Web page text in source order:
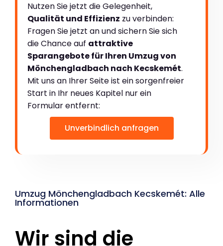
Nutzen Sie jetzt die Gelegenheit,
Qualität und Effizienz zu verbinden:
Fragen Sie jetzt an und sichern Sie sich
die Chance auf attraktive
Sparangebote für Ihren Umzug von
Mönchengladbach nach Kecskemét.
Mit uns an Ihrer Seite ist ein sorgenfreier
Start in Ihr neues Kapitel nur ein
Formular entfernt:
Unverbindlich anfragen
Umzug Mönchengladbach Kecskemét: Alle
Informationen
Wir sind die